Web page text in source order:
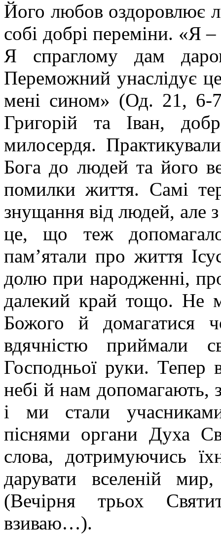
Його любов оздоровлює
собі добрі переміни. «Я –
Я спраглому дам
Переможний унаслідує
мені сином» (Од. 21, 6-
Григорій та Іван,
милосердя.
Бога до людей та його
помилки життя. Самі
знущання від людей, але
це, що теж
пам’ятали про життя
долю при народженні,
далекий край тощо. Не
Божого й домагатися
вдячністю приймали
Господньої руки. Тепер
небі й нам допомагають,
і ми стали
піснями органи Духа
слова, дотримуючись
дарувати вселеній
(Вечірня трьох
взиваю…).